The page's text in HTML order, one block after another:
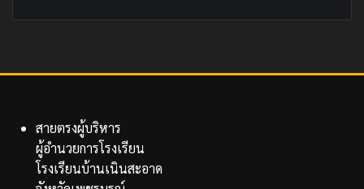
สายตรงผู้บริหาร
ผู้อำนวยการโรงเรียน
โรงเรียนบ้านเนินสะอาด